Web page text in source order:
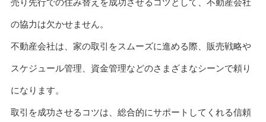
売り先行での住み替えを成功させるコツとして、不動産会社
の協力は欠かせません。
不動産会社は、家の取引をスムーズに進める際、販売戦略や
スケジュール管理、資金管理などのさまざまなシーンで頼り
になります。
取引を成功させるコツは、総合的にサポートしてくれる信頼